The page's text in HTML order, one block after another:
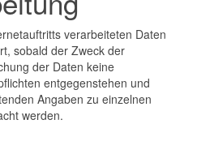
verarbeiteten Daten
sobald der Zweck der
der Daten keine
entgegenstehen und
Angaben zu einzelnen
werden.